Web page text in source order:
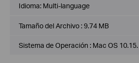
Idioma: Multi-language
Tamaño del Archivo :9.74 MB
Sistema de Operación : Mac OS 10.15.